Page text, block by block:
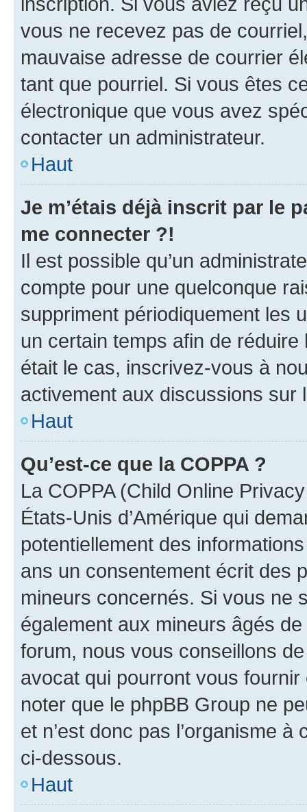
vous ne recevez pas de
mauvaise adresse de courrier
tant que pourriel. Si vous êtes
électronique que vous avez
contacter un administrateur.
Haut
Je m’étais déjà inscrit par le
me connecter ?!
Il est possible qu’un
compte pour une quelconque
suppriment périodiquement les
un certain temps afin de
était le cas, inscrivez-vous à
activement aux discussions sur
Haut
Qu’est-ce que la COPPA ?
La COPPA (Child Online
États-Unis d’Amérique qui
potentiellement des
ans un consentement écrit des
mineurs concernés. Si vous ne
également aux mineurs âgés
forum, nous vous conseillons
avocat qui pourront vous
noter que le phpBB Group ne
et n’est donc pas l’organisme
ci-dessous.
Haut